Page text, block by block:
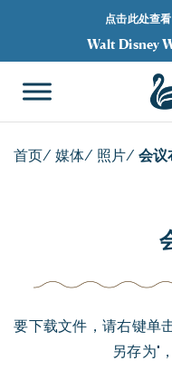
点击此处查
Walt Disney
首页/ 媒体/ 照片/ 会议
要下载文件，请右键单
另存为"